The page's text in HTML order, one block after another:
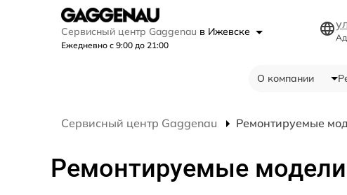
Сервисный центр Gaggenau в Ижевске
Ежедневно с 9:00 до 21:00
О компании
Сервисный центр Gaggenau Ремонтируемые
Ремонтируемые модели